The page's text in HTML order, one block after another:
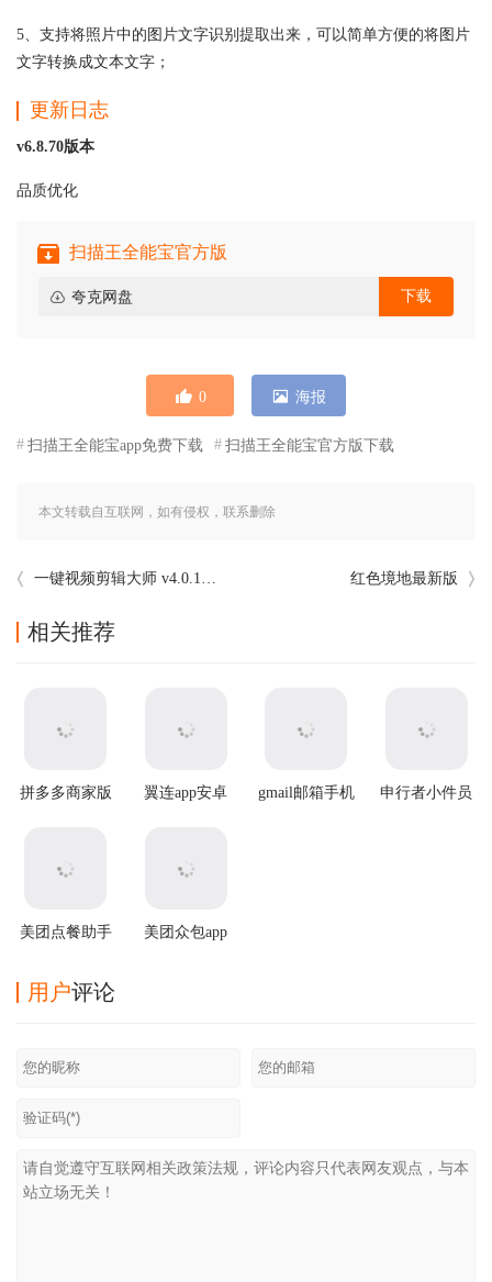
5、支持将照片中的图片文字识别提取出来，可以简单方便的将图片
文字转换成文本文字；
更新日志
v6.8.70版本
品质优化
扫描王全能宝官方版
夸克网盘 下载
0 海报
扫描王全能宝app免费下载 扫描王全能宝官方版下载
本文转载自互联网，如有侵权，联系删除
一键视频剪辑大师 v4.0.1官方版 红色境地最新版
相关推荐
拼多多商家版
翼连app安卓
gmail邮箱手机
申行者小件员
美团点餐助手
美团众包app
用户评论